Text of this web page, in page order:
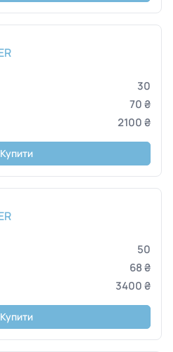
30
70 ₴
2100 ₴
Купити
50
68 ₴
3400 ₴
Купити